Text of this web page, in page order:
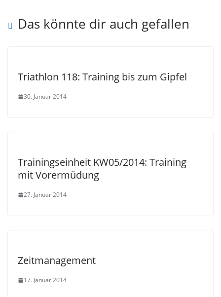
Das könnte dir auch gefallen
Triathlon 118: Training bis zum Gipfel
30. Januar 2014
Trainingseinheit KW05/2014: Training
mit Vorermüdung
27. Januar 2014
Zeitmanagement
17. Januar 2014